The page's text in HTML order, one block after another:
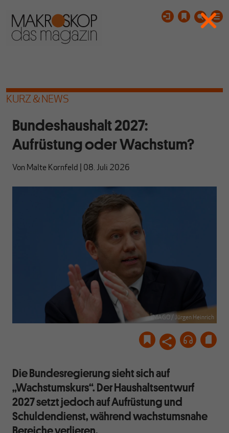
KURZ & NEWS
Bundeshaushalt 2027:
Aufrüstung oder Wachstum?
Von Malte Kornfeld 08. Juli 2026
IMAGO / Jürgen Heinrich
Die Bundesregierung sieht sich auf
„Wachstumskurs“. Der Haushaltsentwurf
2027 setzt jedoch auf Aufrüstung und
Schuldendienst, während wachstumsnahe
Bereiche verlieren.